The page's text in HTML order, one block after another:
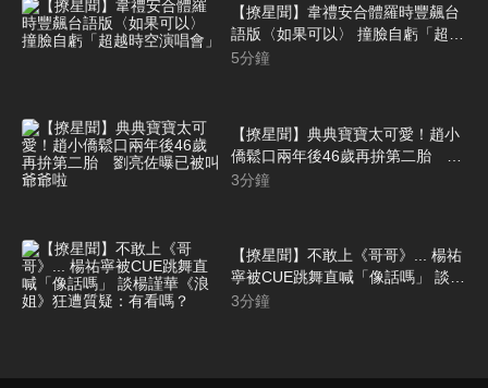
【撩星聞】韋禮安合體羅時豐飆台
語版〈如果可以〉 撞臉自虧「超越
時空演唱會」
5分鐘
【撩星聞】典典寶寶太可愛！趙小
僑鬆口兩年後46歲再拚第二胎 劉
亮佐曝已被叫爺爺啦
3分鐘
【撩星聞】不敢上《哥哥》... 楊祐
寧被CUE跳舞直喊「像話嗎」 談楊
謹華《浪姐》狂遭質疑：有看嗎？
3分鐘